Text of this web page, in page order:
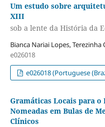
Um estudo sobre
XIII
sob a lente da História da
Bianca Nariai Lopes, Terezinha
e026018
e026018 (Portuguese
Gramáticas Locais para o
Nomeadas em Bulas de
Clínicos